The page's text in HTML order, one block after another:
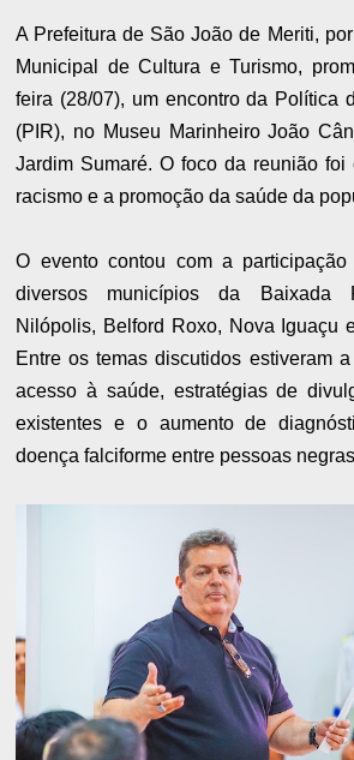
A Prefeitura de São João de Meriti,
Municipal de Cultura e Turismo,
feira (28/07), um encontro da Política
(PIR), no Museu Marinheiro João
Jardim Sumaré. O foco da reunião foi
racismo e a promoção da saúde da
O evento contou com a
diversos municípios da Baixada
Nilópolis, Belford Roxo, Nova Iguaçu
Entre os temas discutidos estiveram
acesso à saúde, estratégias de
existentes e o aumento de
doença falciforme entre pessoas